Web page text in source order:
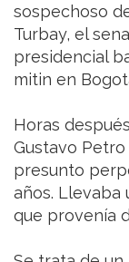
sospechoso
Turbay, el
presidencial
mitin en
Horas
Gustavo
presunto
años. Llevaba
que provenía